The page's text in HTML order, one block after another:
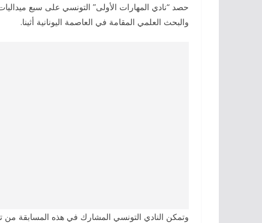
حصد “نادي المهارات الأولى” التونسي على سبع
والبحث العلمي المقامة في العاصمة اليونانية أثينا.
وتمكن النادي التونسي المشارك في هذه المسابقة من